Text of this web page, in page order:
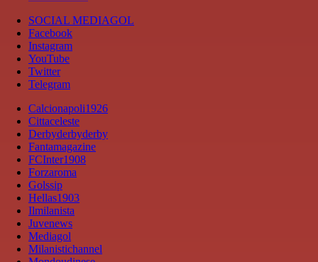
SOCIAL MEDIAGOL
Facebook
Instagram
YouTube
Twitter
Telegram
Calcionapoli1926
Cittaceleste
Derbyderbyderby
Fantamagazine
FCInter1908
Forzaroma
Golssip
Hellas1903
Ilmilanista
Juvenews
Mediagol
Milanistichannel